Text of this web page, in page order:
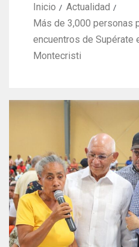
Inicio
Actualidad
Más de 3,000 personas
encuentros de Supérate
Montecristi